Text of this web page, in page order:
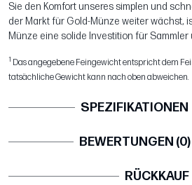
Sie den Komfort unseres simplen und
der Markt für Gold-Münze weiter wächst,
Münze eine solide Investition für Sammler
1 Das angegebene Feingewicht entspricht dem
tatsächliche Gewicht kann nach oben abweichen.
SPEZIFIKATIONEN
BEWERTUNGEN (0)
RÜCKKAUF